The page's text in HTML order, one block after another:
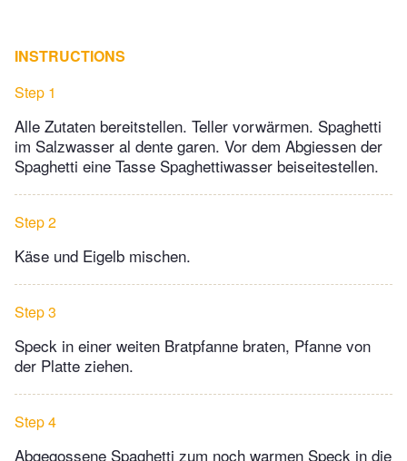
INSTRUCTIONS
Step 1
Alle Zutaten bereitstellen. Teller vorwärmen. Spaghetti
im Salzwasser al dente garen. Vor dem Abgiessen der
Spaghetti eine Tasse Spaghettiwasser beiseitestellen.
Step 2
Käse und Eigelb mischen.
Step 3
Speck in einer weiten Bratpfanne braten, Pfanne von
der Platte ziehen.
Step 4
Abgegossene Spaghetti zum noch warmen Speck in die